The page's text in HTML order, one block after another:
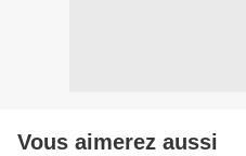
Vous aimerez aussi